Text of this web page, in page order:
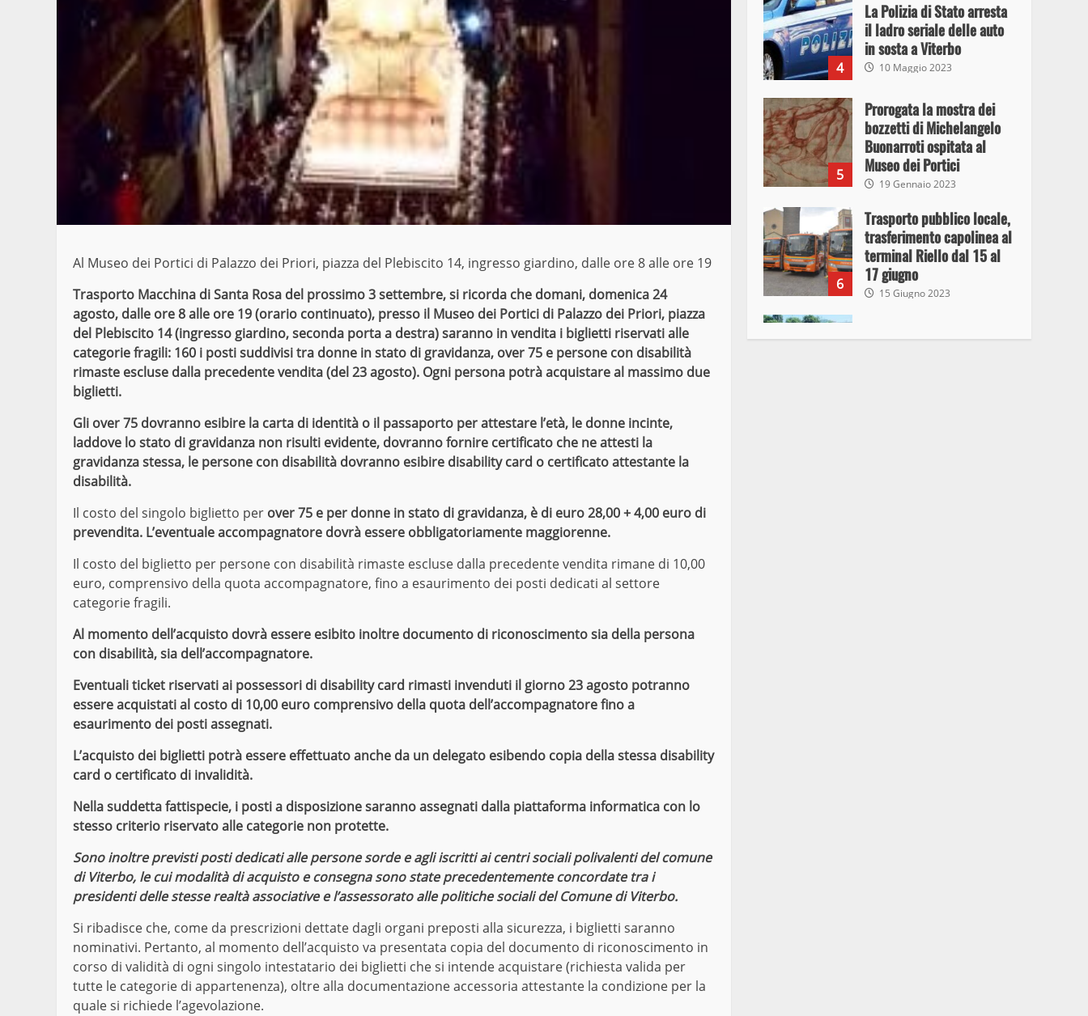
Al Museo dei Portici di Palazzo dei Priori, piazza del Plebiscito 14, ingresso giardino, dalle ore 8 alle ore 19
Trasporto Macchina di Santa Rosa del prossimo 3 settembre, si ricorda che domani, domenica 24
agosto, dalle ore 8 alle ore 19 (orario continuato), presso il Museo dei Portici di Palazzo dei Priori, piazza
del Plebiscito 14 (ingresso giardino, seconda porta a destra) saranno in vendita i biglietti riservati alle
categorie fragili: 160 i posti suddivisi tra donne in stato di gravidanza, over 75 e persone con disabilità
rimaste escluse dalla precedente vendita (del 23 agosto). Ogni persona potrà acquistare al massimo due
biglietti.
Gli over 75 dovranno esibire la carta di identità o il passaporto per attestare l’età, le donne incinte,
laddove lo stato di gravidanza non risulti evidente, dovranno fornire certificato che ne attesti la
gravidanza stessa, le persone con disabilità dovranno esibire disability card o certificato attestante la
disabilità.
Il costo del singolo biglietto per over 75 e per donne in stato di gravidanza, è di euro 28,00 + 4,00 euro di
prevendita. L’eventuale accompagnatore dovrà essere obbligatoriamente maggiorenne.
Il costo del biglietto per persone con disabilità rimaste escluse dalla precedente vendita rimane di 10,00
euro, comprensivo della quota accompagnatore, fino a esaurimento dei posti dedicati al settore
categorie fragili.
Al momento dell’acquisto dovrà essere esibito inoltre documento di riconoscimento sia della persona
con disabilità, sia dell’accompagnatore.
Eventuali ticket riservati ai possessori di disability card rimasti invenduti il giorno 23 agosto potranno
essere acquistati al costo di 10,00 euro comprensivo della quota dell’accompagnatore fino a
esaurimento dei posti assegnati.
L’acquisto dei biglietti potrà essere effettuato anche da un delegato esibendo copia della stessa disability
card o certificato di invalidità.
Nella suddetta fattispecie, i posti a disposizione saranno assegnati dalla piattaforma informatica con lo
stesso criterio riservato alle categorie non protette.
Sono inoltre previsti posti dedicati alle persone sorde e agli iscritti ai centri sociali polivalenti del comune
di Viterbo, le cui modalità di acquisto e consegna sono state precedentemente concordate tra i
presidenti delle stesse realtà associative e l’assessorato alle politiche sociali del Comune di Viterbo.
Si ribadisce che, come da prescrizioni dettate dagli organi preposti alla sicurezza, i biglietti saranno
nominativi. Pertanto, al momento dell’acquisto va presentata copia del documento di riconoscimento in
corso di validità di ogni singolo intestatario dei biglietti che si intende acquistare (richiesta valida per
tutte le categorie di appartenenza), oltre alla documentazione accessoria attestante la condizione per la
quale si richiede l’agevolazione.
4
La Polizia di Stato arresta
il ladro seriale delle auto
in sosta a Viterbo
10 Maggio 2023
5
Prorogata la mostra dei
bozzetti di Michelangelo
Buonarroti ospitata al
Museo dei Portici
19 Gennaio 2023
6
Trasporto pubblico locale,
trasferimento capolinea al
terminal Riello dal 15 al
17 giugno
15 Giugno 2023
Giochi Sportivi